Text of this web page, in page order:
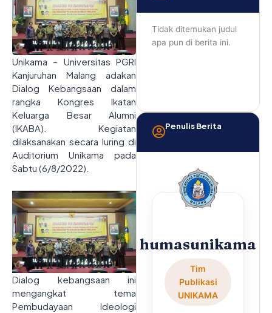
Unikama – Universitas PGRI
Kanjuruhan Malang adakan
Dialog Kebangsaan dalam
rangka Kongres Ikatan
Keluarga Besar Alumni
(IKABA). Kegiatan
dilaksanakan secara luring di
Auditorium Unikama pada
Sabtu (6/8/2022).
Dialog kebangsaan ini
mengangkat tema
Pembudayaan Ideologi
Tidak ditemukan judul
apa pun di berita ini.
Penulis Berita
humasunikama
Tim
Publikasi
UNIKAMA